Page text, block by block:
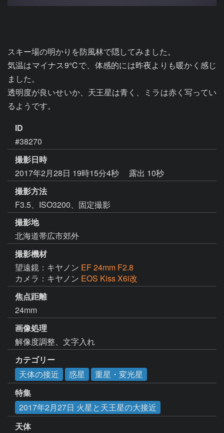
スキー場の明かりを防風林で隠してみました。
気温はマイナス9℃で、体感的には昨夜よりも暖かく感じ
ました。
透明度が良いせいか、天王星は青く、ミラは赤く写ってい
るようです。
ID
#38270
撮影日時
2017年2月28日 19時15分4秒
露出 10秒
撮影方法
F3.5、ISO3200、固定撮影
撮影地
北海道帯広市郊外
撮影機材
望遠鏡：キヤノン EF 24mm F2.8
カメラ：キヤノン EOS Kiss X6i改
焦点距離
24mm
画像処理
解像度調整、文字入れ
カテゴリー
天体の接近
惑星
重星・変光星
特集
2017年2月27日 火星と天王星の大接近
天体